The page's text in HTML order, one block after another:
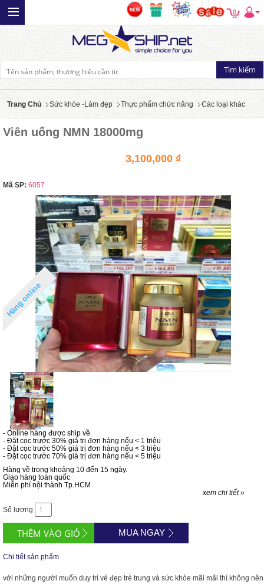
0
Trang Chủ Sức khỏe -Làm đẹp Thực phẩm chức năng Các loại khác
Viên uống NMN 18000mg
3,100,000 ₫
Mã SP: 6057
Hàng online
- Online hàng được ship về
- Đặt cọc trước 30% giá trị đơn hàng nếu < 1 triệu
- Đặt cọc trước 50% giá trị đơn hàng nếu < 3 triệu
- Đặt cọc trước 70% giá trị đơn hàng nếu < 5 triệu
Hàng về trong khoảng 10 đến 15 ngày.
Giao hàng toàn quốc
Miễn phí nội thành Tp.HCM
xem chi tiết »
Số lượng
MUA NGAY
Chi tiết sản phẩm
với những người muốn duy trì vẻ đẹp trẻ trung và sức khỏe mãi mãi thì không nên